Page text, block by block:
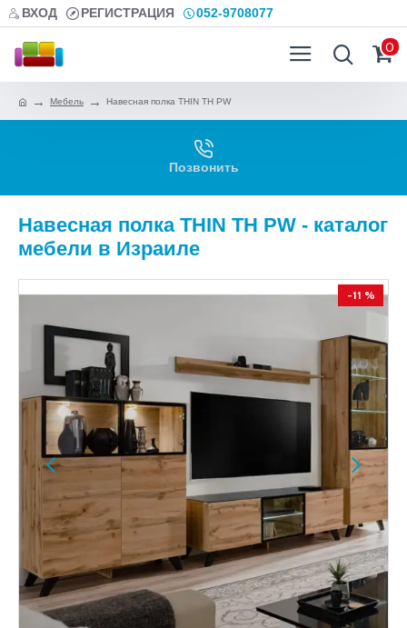
ВХОД РЕГИСТРАЦИЯ 052-9708077
0
Мебель Навесная полка THIN TH PW
Позвонить
Навесная полка THIN TH PW - каталог
мебели в Израиле
-11 %